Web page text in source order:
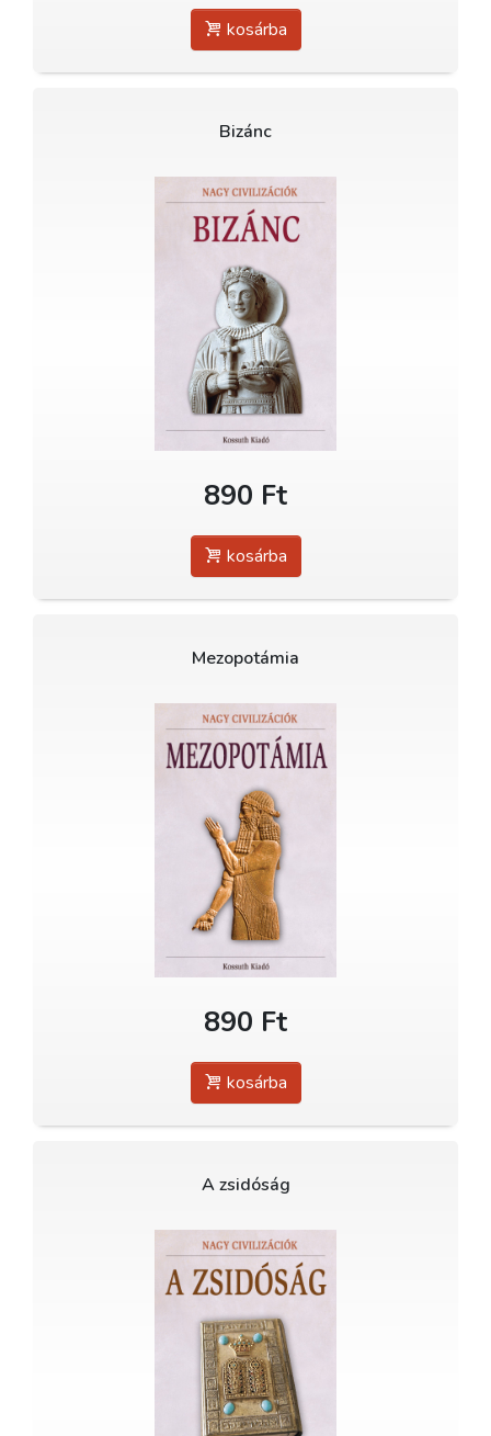
kosárba
Bizánc
890 Ft
kosárba
Mezopotámia
890 Ft
kosárba
A zsidóság